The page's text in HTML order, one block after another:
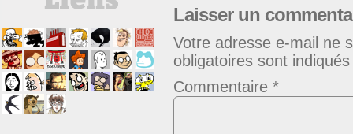
Laisser un
Votre adresse e-mail ne
obligatoires sont
Commentaire *